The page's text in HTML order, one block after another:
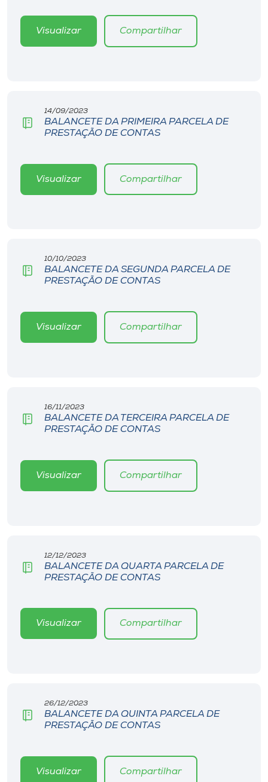
Selecione
o idioma
Visualizar Compartilhar
14/09/2023
BALANCETE DA PRIMEIRA PARCELA DE
PRESTAÇÃO DE CONTAS
Visualizar Compartilhar
10/10/2023
BALANCETE DA SEGUNDA PARCELA DE
PRESTAÇÃO DE CONTAS
Visualizar Compartilhar
16/11/2023
BALANCETE DA TERCEIRA PARCELA DE
PRESTAÇÃO DE CONTAS
Visualizar Compartilhar
12/12/2023
BALANCETE DA QUARTA PARCELA DE
PRESTAÇÃO DE CONTAS
Visualizar Compartilhar
26/12/2023
BALANCETE DA QUINTA PARCELA DE
PRESTAÇÃO DE CONTAS
Visualizar Compartilhar